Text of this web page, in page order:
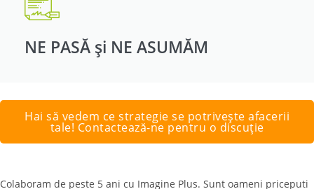
NE PASĂ și NE ASUMĂM
Hai să vedem ce strategie se potrivește afacerii
tale! Contactează-ne pentru o discuție
Colaboram de peste 5 ani cu Imagine Plus. Sunt oameni priceputi